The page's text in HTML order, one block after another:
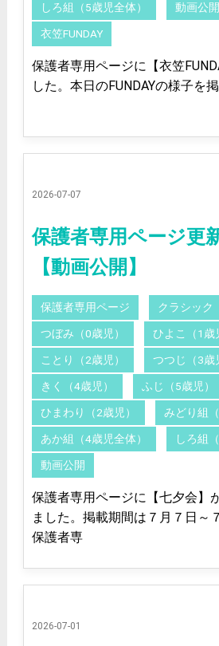
しろ組（5歳児全体） 動画公開
衣笠FUNDAY
保護者専用ページに【衣笠
した。本日のFUNDAYの様子を
2026-07-07
保護者専用ページ更
【動画公開】
保護者専用ページ クラシック
つぼみ（0歳児） ひよこ（1歳
ことり（2歳児） つつじ（3歳
きく（4歳児） ふじ（5歳児）
ひまわり（2歳児） みどり組
あか組（4歳児全体） しろ組
動画公開
保護者専用ページに【七夕会】
ました。掲載期間は７月７日～
保護者専
2026-07-01